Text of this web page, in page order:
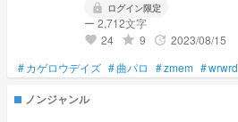
lock ログイン限定
ー 2,712文字
favorite 24 grade 9 update 2023/08/15
#カゲロウデイズ #曲パロ #zmem #wrwrd
ノンジャンル